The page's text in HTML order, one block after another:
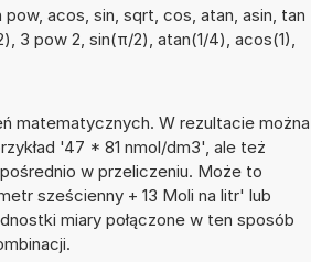
acos, sin, sqrt, cos, atan, asin, tan
3 pow 2, sin(π/2), atan(1/4), acos(1),
matematycznych. W rezultacie można
'47 * 81 nmol/dm3', ale też
w przeliczeniu. Może to
sześcienny + 13 Moli na litr' lub
miary połączone w ten sposób